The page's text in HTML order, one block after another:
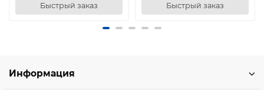
Быстрый заказ Быстрый заказ
Информация